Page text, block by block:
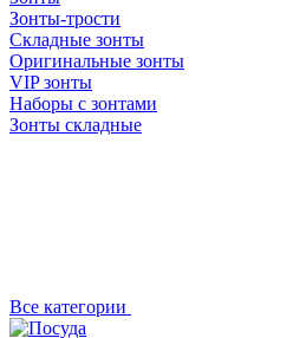
Зонты-трости
Складные зонты
Оригинальные зонты
VIP зонты
Наборы с зонтами
Зонты складные
Все категории